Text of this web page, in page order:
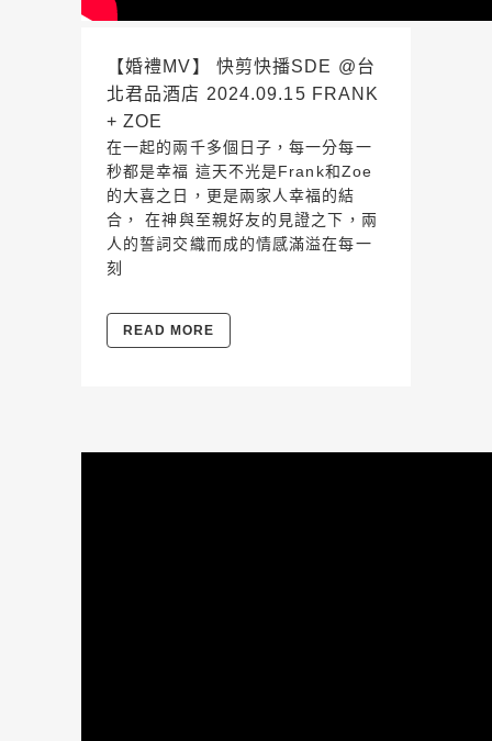
【婚禮MV】 快剪快播SDE @台
北君品酒店 2024.09.15 FRANK
+ ZOE
在一起的兩千多個日子，每一分每一
秒都是幸福 這天不光是Frank和Zoe
的大喜之日，更是兩家人幸福的結
合， 在神與至親好友的見證之下，兩
人的誓詞交織而成的情感滿溢在每一
刻
READ MORE